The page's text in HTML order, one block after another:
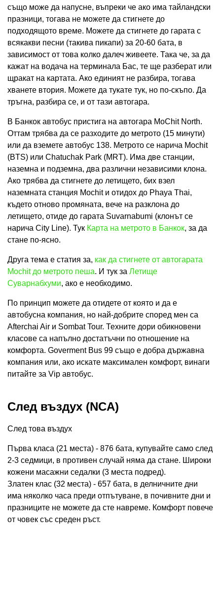
също може да напусне, въпреки че ако има тайландски
празници, тогава не можете да стигнете до
подходящото време. Можете да стигнете до гарата с
всякакви песни (такива пикапи) за 20-60 бата, в
зависимост от това колко далеч живеете. Така че, за да
кажат на водача на терминала Бас, те ще разберат или
щракат на картата. Ако единият не разбира, тогава
хванете втория. Можете да тукате тук, но по-скъпо. Да
тръгна, разбира се, и от тази автогара.
В Банкок автобус пристига на автогара MoChit North.
Оттам трябва да се разходите до метрото (15 минути)
или да вземете автобус 138. Метрото се нарича Mochit
(BTS) или Chatuchak Park (MRT). Има две станции,
наземна и подземна, два различни независими клона.
Ако трябва да стигнете до летището, бих взел
наземната станция Mochit и отидох до Phaya Thai,
където отново промяната, вече на разклона до
летището, отиде до гарата Suvarnabumi (клонът се
нарича City Line). Тук Карта на метрото в Банкок, за да
стане по-ясно.
Друга тема е статия за, как да стигнете от автогарата
Mochit до метрото пеша. И тук за Летище
Суварнабхуми, ако е необходимо.
По принцип можете да отидете от която и да е
автобусна компания, но най-добрите според мен са
Afterchai Air и Sombat Tour. Техните дори обикновени
класове са напълно достатъчни по отношение на
комфорта. Goverment Bus 99 също е добра държавна
компания или, ако искате максимален комфорт, винаги
питайте за Vip автобус.
След въздух (NCA)
След това въздух
Първа класа (21 места) - 876 бата, купувайте само след
2-3 седмици, в противен случай няма да стане. Широки
кожени масажни седалки (3 места подред).
Златен клас (32 места) - 657 бата, в делничните дни
има няколко часа преди отпътуване, в почивните дни и
празниците не можете да сте навреме. Комфорт повече
от човек със среден ръст.